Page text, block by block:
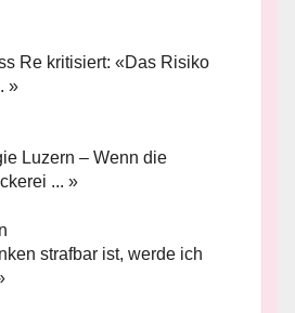
Re kritisiert: «Das Risiko
»
Luzern – Wenn die
... »
strafbar ist, werde ich